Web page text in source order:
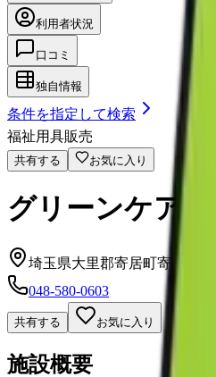
利用者状況
口コミ
独自情報
条件を指定して検索
福祉用具販売
共有する お気に入り
グリーンケア
埼玉県大里郡寄居町寄居1546
048-580-0603
共有する お気に入り
施設概要